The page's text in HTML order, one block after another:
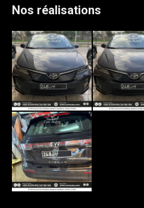
Nos réalisations